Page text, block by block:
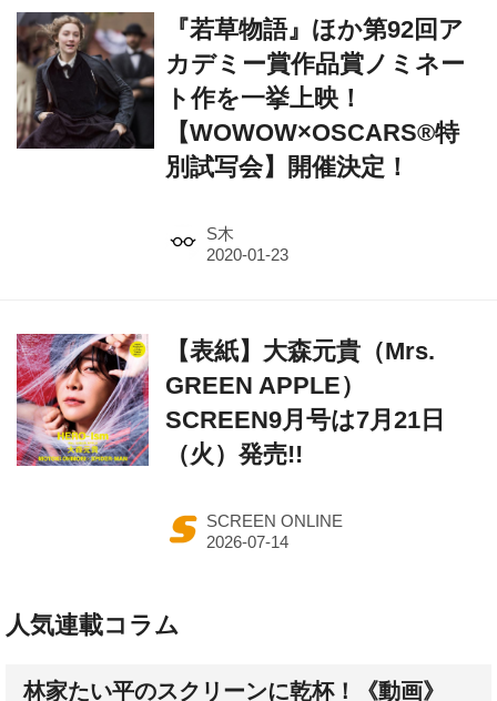
『若草物語』ほか第92回ア
カデミー賞作品賞ノミネー
ト作を一挙上映！
【WOWOW×OSCARS®特
別試写会】開催決定！
S木
【表紙】大森元貴（Mrs.
GREEN APPLE）
SCREEN9月号は7月21日
（火）発売!!
SCREEN ONLINE
人気連載コラム
林家たい平のスクリーンに乾杯！《動画》